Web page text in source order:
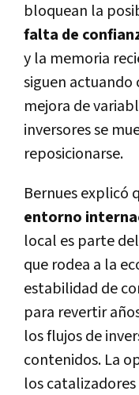
bloquean la
falta de
y la memoria
siguen actuando
mejora de
inversores se
reposicionarse.
Bernues explicó
entorno
local es parte
que rodea a la
estabilidad de
para revertir
los flujos de
contenidos. La
los